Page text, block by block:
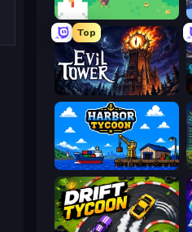
The MachinEGG
Top
Evil Tower
Harbor Tycoon